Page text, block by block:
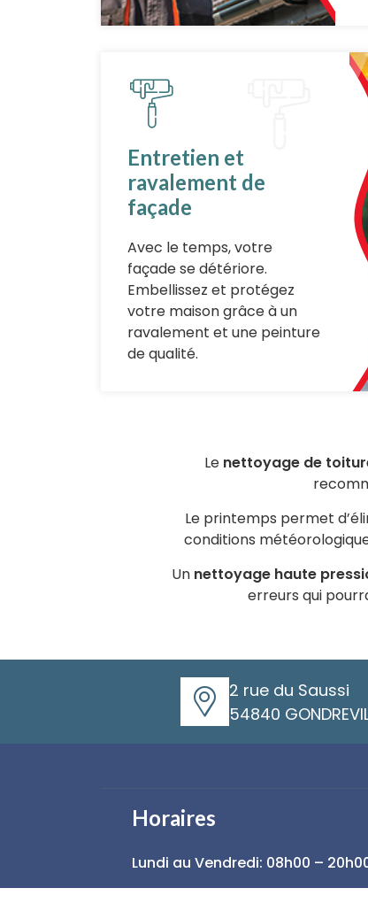
Entretien et
ravalement de
façade
Avec le temps, votre
façade se détériore.
Embellissez et protégez
votre maison grâce à un
ravalement et une peinture
de qualité.
Le nettoyage de
Le printemps permet
conditions
Un nettoyage haute
erreurs qui
2 rue du Saussi
54840
Horaires
Lundi au Vendredi: 08h00 –